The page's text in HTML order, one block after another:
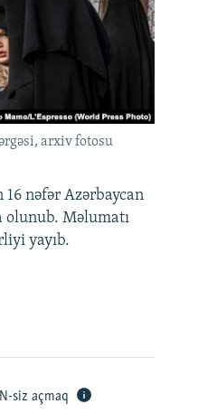
arxiv fotosu
nəfər Azərbaycan
olunub. Məlumatı
yayıb.
siz açmaq